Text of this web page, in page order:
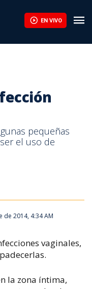
EN VIVO
pequeñas
el uso de
de 2014, 4:34 AM
vaginales,
la zona íntima,